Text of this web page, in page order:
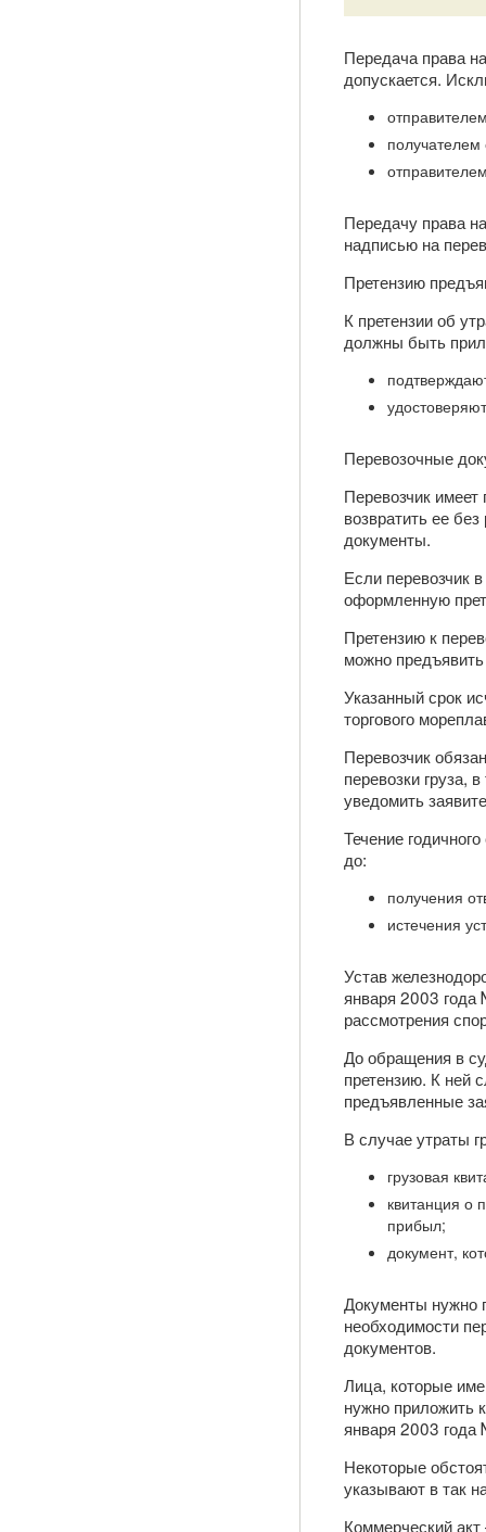
Передача права
допускается.
Передачу права
надписью на
Претензию
К претензии об
должны быть
Перевозочные
Перевозчик
возвратить ее
документы.
Если перевозчик
оформленную
Претензию к
можно
Указанный срок
торгового
Перевозчик
перевозки груза,
уведомить
Течение
до:
получения
истечения
Устав
января 2003
рассмотрения
До обращения в
претензию. К ней
предъявленные
В случае утраты
грузовая
квитанция о
прибыл;
документ,
Документы нужно
необходимости
документов.
Лица, которые
нужно приложить
января 2003 года
Некоторые
указывают в так
Коммерческий